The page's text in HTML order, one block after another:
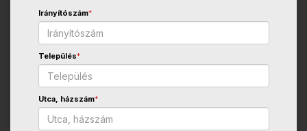
Irányítószám*
Település*
Utca, házszám*